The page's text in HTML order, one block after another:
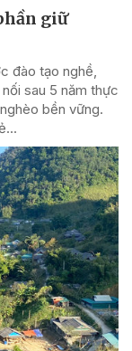
giữ
đào tạo nghề,
sau 5 năm thực
bền vững.